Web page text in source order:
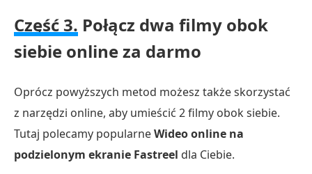
Część 3. Połącz dwa filmy obok
siebie online za darmo
Oprócz powyższych metod możesz także skorzystać
z narzędzi online, aby umieścić 2 filmy obok siebie.
Tutaj polecamy popularneWideo online na
podzielonym ekranie Fastreel dla Ciebie.